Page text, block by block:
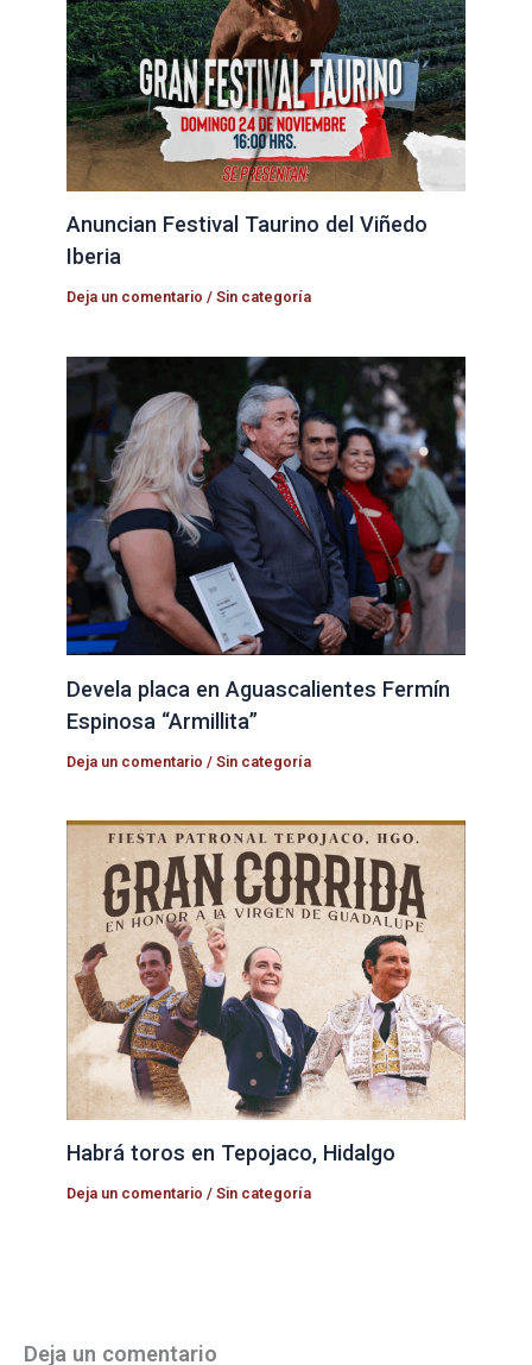
Anuncian Festival Taurino del Viñedo
Iberia
Deja un comentario /Sin categoría
Devela placa en Aguascalientes Fermín
Espinosa “Armillita”
Deja un comentario /Sin categoría
Habrá toros en Tepojaco, Hidalgo
Deja un comentario /Sin categoría
Deja un comentario